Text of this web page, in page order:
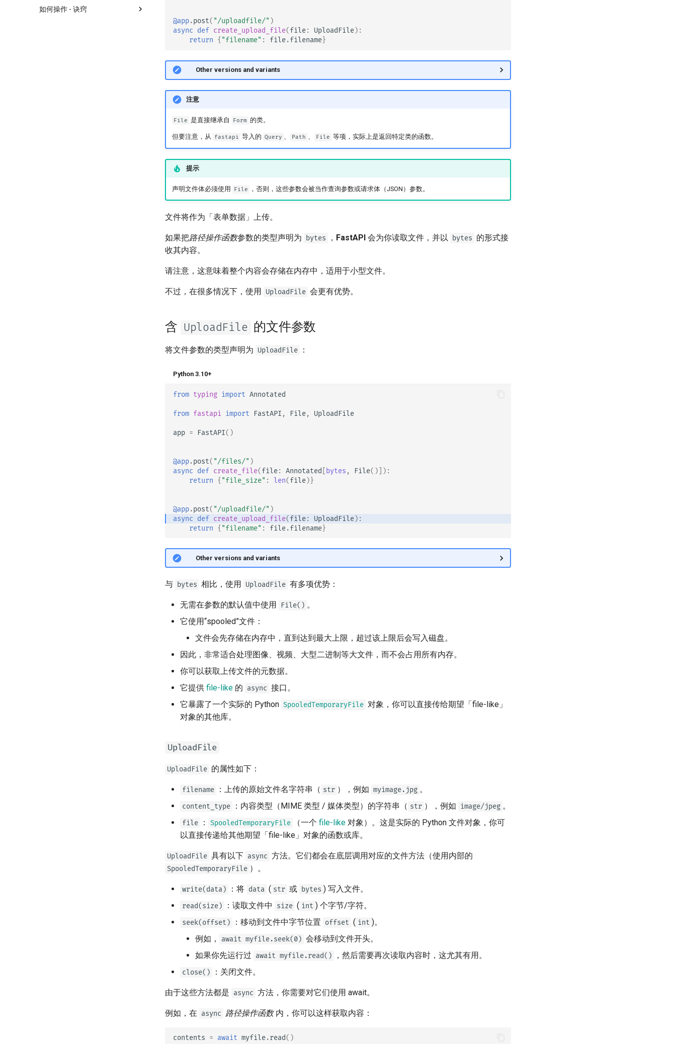
直接返回响应
关于 FastAPI 版本
如何操作 - 诀窍
@app.post( "/uploadfile/" )
async def create_upload_file(file: UploadFile):
return { "filename" : file.filename}
🤓 Other versions and variants
注意
File 是直接继承自 Form 的类。
但要注意，从 fastapi 导入的 Query 、 Path 、 File 等项，实际上是返回特定类的函数。
提示
声明文件体必须使用 File ，否则，这些参数会被当作查询参数或请求体（JSON）参数。
文件将作为「表单数据」上传。
如果把路径操作函数参数的类型声明为 bytes ， FastAPI 会为你读取文件，并以 bytes 的形式接
收其内容。
请注意，这意味着整个内容会存储在内存中，适用于小型文件。
不过，在很多情况下，使用 UploadFile 会更有优势。
含 UploadFile 的文件参数
将文件参数的类型声明为 UploadFile ：
Python 3.10+
from typing import Annotated
from fastapi import FastAPI , File, UploadFile
app = FastAPI()
@app.post( "/files/" )
async def create_file(file: Annotated bytes , File()]):
return { "file_size" : len(file)}
@app.post( "/uploadfile/" )
async def create_upload_file(file: UploadFile):
return { "filename" : file.filename}
🤓 Other versions and variants
与 bytes 相比，使用 UploadFile 有多项优势：
无需在参数的默认值中使用 File() 。
它使用“spooled”文件：
文件会先存储在内存中，直到达到最大上限，超过该上限后会写入磁盘。
因此，非常适合处理图像、视频、大型二进制等大文件，而不会占用所有内存。
你可以获取上传文件的元数据。
它提供 file-like 的 async 接口。
它暴露了一个实际的 Python SpooledTemporaryFile 对象，你可以直接传给期望「file-like」
对象的其他库。
UploadFile
UploadFile 的属性如下：
filename ：上传的原始文件名字符串（ str ），例如 myimage.jpg 。
content_type ：内容类型（MIME 类型 / 媒体类型）的字符串（ str ），例如 image/jpeg 。
file ： SpooledTemporaryFile （一个 file-like 对象）。这是实际的 Python 文件对象，你可
以直接传递给其他期望「file-like」对象的函数或库。
UploadFile 具有以下 async 方法。它们都会在底层调用对应的文件方法（使用内部的
SpooledTemporaryFile ）。
write(data) ：将 data ( str 或 bytes ) 写入文件。
read(size) ：读取文件中 size ( int ) 个字节/字符。
seek(offset) ：移动到文件中字节位置 offset ( int )。
例如，
await myfile.seek(0) 会移动到文件开头。
如果你先运行过 await myfile.read() ，然后需要再次读取内容时，这尤其有用。
close() ：关闭文件。
由于这些方法都是 async 方法，你需要对它们使用 await。
例如，在 async 路径操作函数内，你可以这样获取内容：
contents = await myfile.read()